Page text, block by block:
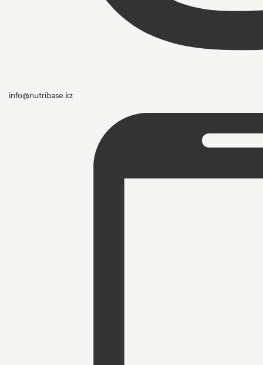
info@nutribase.kz